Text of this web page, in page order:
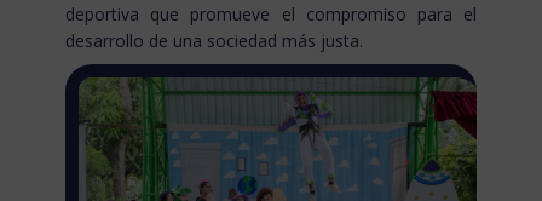
deportiva que promueve el compromiso para el
desarrollo de una sociedad más justa.